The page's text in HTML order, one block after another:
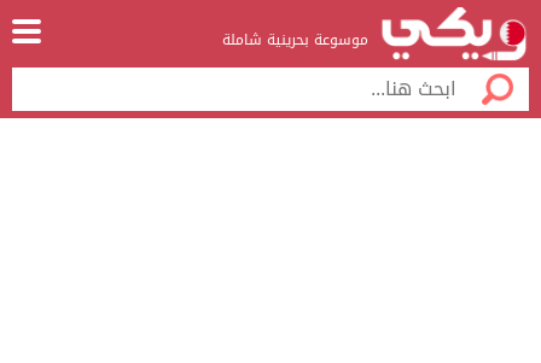
موسوعة بحرينية شاملة